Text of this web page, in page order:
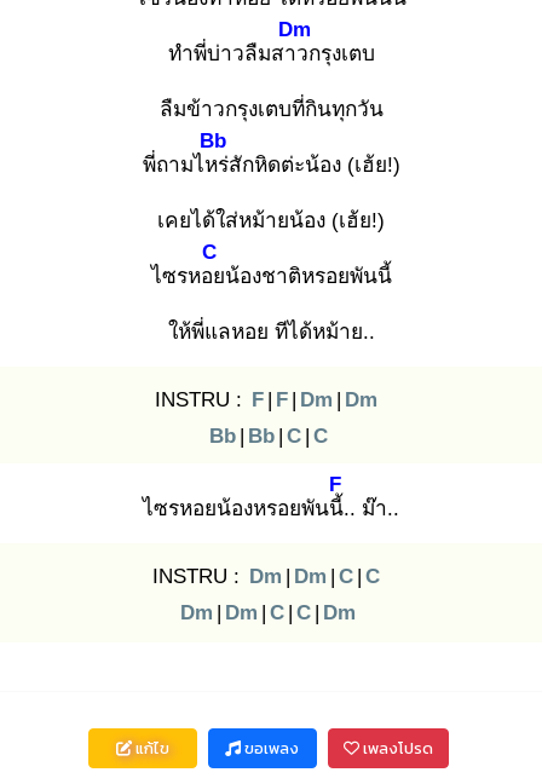
ทำพี่บ่าวลืมสาว
Dm
กรุงเตบ
ลืมข้าวกรุงเตบที่กินทุกวัน
พี่ถามไหร่
Bb
สักหิดต่ะน้อง (เฮ้ย!)
เคยได้ใส่หม้ายน้อง (เฮ้ย!)
ไซรหอย
C
น้องชาติหรอยพันนี้
ให้พี่แลหอย ทีได้หม้าย..
INSTRU : F | F | Dm | Dm
Bb | Bb | C | C
ไซรหอยน้องหรอยพันนี้.
F
. ม๊า..
INSTRU : Dm | Dm | C | C
Dm | Dm | C | C | Dm
แก้ไข ขอเพลง เพลงโปรด